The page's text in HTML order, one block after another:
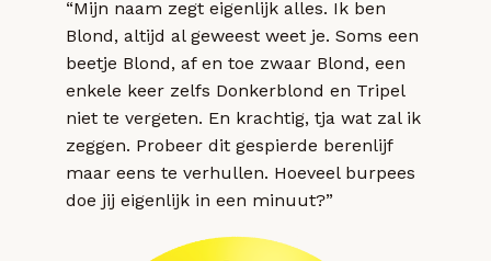
“Mijn naam zegt eigenlijk alles. Ik ben
Blond, altijd al geweest weet je. Soms een
beetje Blond, af en toe zwaar Blond, een
enkele keer zelfs Donkerblond en Tripel
niet te vergeten. En krachtig, tja wat zal ik
zeggen. Probeer dit gespierde berenlijf
maar eens te verhullen. Hoeveel burpees
doe jij eigenlijk in een minuut?”